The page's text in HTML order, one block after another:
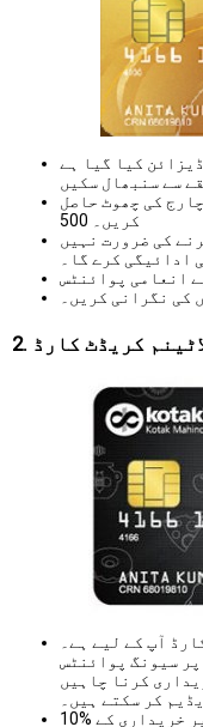
کیا گیا ہے
سے سنبھال سکیں
پر 1% فیول سرچارج کی چھوٹ حاصل
کریں۔ 500
کی ضرورت نہیں
ادائیگی کرے گا۔
انعامی پوائنٹس
کی نگرانی کریں۔
کریڈٹ کارڈ
آپ کے لیے ہے۔
سیونگ پوائنٹس
کرنا چاہیں
کر سکتے ہیں۔
خریداری کے